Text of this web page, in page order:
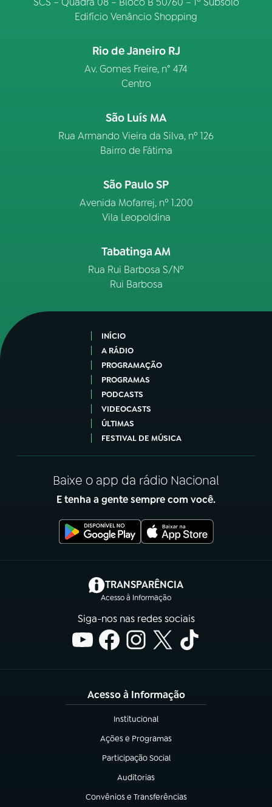
Edifício Venâncio Shopping
Rio de Janeiro RJ
Av. Gomes Freire, n° 474
Centro
São Luís MA
Rua Armando Vieira da Silva, nº 126
Bairro de Fátima
São Paulo SP
Avenida Mofarrej, nº 1.200
Vila Leopoldina
Tabatinga AM
Rua Rui Barbosa S/Nº
Rui Barbosa
INÍCIO
A RÁDIO
PROGRAMAÇÃO
PROGRAMAS
PODCASTS
VIDEOCASTS
ÚLTIMAS
FESTIVAL DE MÚSICA
Baixe o app da rádio Nacional
E tenha a gente sempre com você.
TRANSPARÊNCIA
Acesso à Informação
(abre em nova aba)
Siga-nos nas redes sociais
Acesso à Informação
Institucional
(abre em nova aba)
Ações e Programas
(abre em nova aba)
Participação Social
(abre em nova aba)
Auditorias
(abre em nova aba)
Convênios e Transferências
(abre em nova aba)